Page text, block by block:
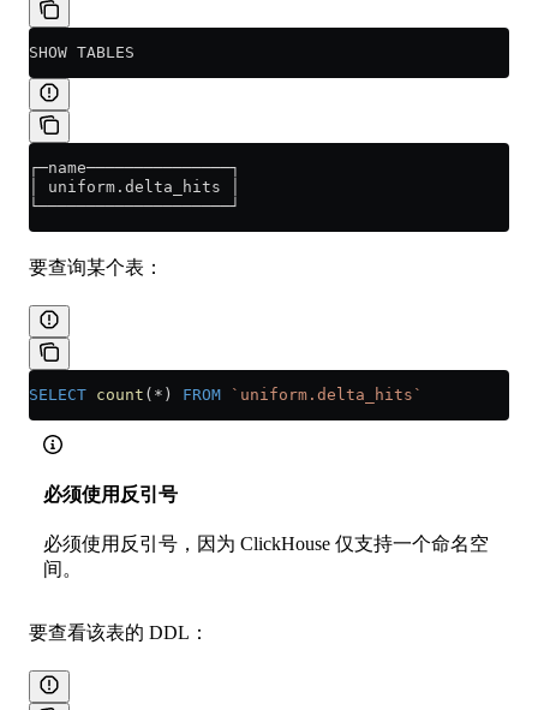
SHOW TABLES
┌─name───────────────┐
│ uniform.delta_hits │
└────────────────────┘
要查询某个表：
SELECT count ( * ) FROM `uniform.delta_hits`
必须使用反引号
必须使用反引号，因为 ClickHouse 仅支持一个命名空
间。
要查看该表的 DDL：